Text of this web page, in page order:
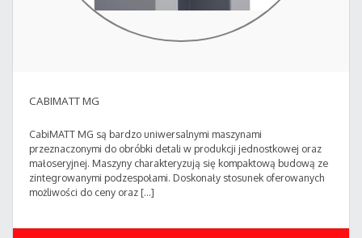
CABIMATT MG
CabiMATT MG są bardzo uniwersalnymi maszynami
przeznaczonymi do obróbki detali w produkcji jednostkowej oraz
małoseryjnej. Maszyny charakteryzują się kompaktową budową ze
zintegrowanymi podzespołami. Doskonały stosunek oferowanych
możliwości do ceny oraz […]